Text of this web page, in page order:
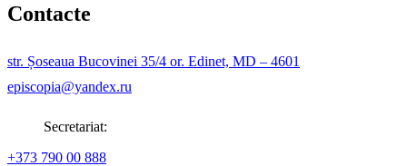
Contacte
str. Șoseaua Bucovinei 35/4 or. Edinet, MD – 4601
episcopia@yandex.ru
Secretariat:
+373 790 00 888